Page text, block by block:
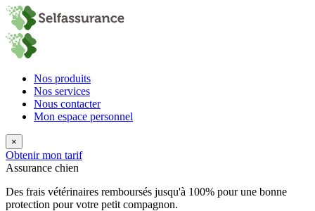
Nos produits
Nos services
Nous contacter
Mon espace personnel
×
Obtenir mon tarif
Assurance chien
Des frais vétérinaires remboursés jusqu'à 100% pour une bonne
protection pour votre petit compagnon.